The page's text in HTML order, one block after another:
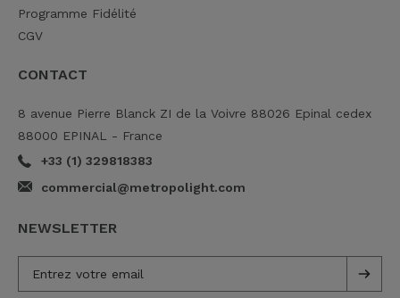
Programme Fidélité
CGV
CONTACT
8 avenue Pierre Blanck ZI de la Voivre 88026 Epinal cedex
88000 EPINAL - France
+33 (1) 329818383
commercial@metropolight.com
NEWSLETTER